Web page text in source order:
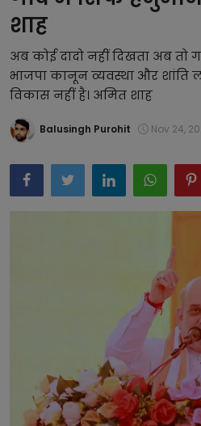
बिजनेस
समाज-संस्कृति
टेक्नॉलजी
प्रेरणादायक कहानियां
फैशन
प्रेस रिलीज़
शाह
अब कोई दादो नहीं दिखता अब तो
भाजपा कानून व्यवस्था और शांति
विकास नहीं है। अमित शाह
Balusingh Purohit Nov 24,